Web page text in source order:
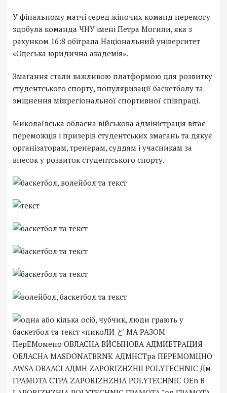
У фінальному матчі серед жіночих команд перемогу
здобула команда ЧНУ імені Петра Могили, яка з
рахунком 16:8 обіграла Національний університет
«Одеська юридична академія».
Змагання стали важливою платформою для розвитку
студентського спорту, популяризації баскетболу та
зміцнення міжрегіональної спортивної співпраці.
Миколаївська обласна військова адміністрація вітає
переможців і призерів студентських змагань та дякує
організаторам, тренерам, суддям і учасникам за
внесок у розвиток студентського спорту.